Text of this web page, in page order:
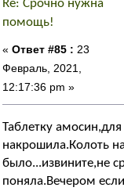
Re: Срочно нужна
помощь!
« Ответ #85 : 23
Февраль, 2021,
12:17:36 pm »
Таблетку
накрошила.Колоть
было...извините,не
поняла.Вечером